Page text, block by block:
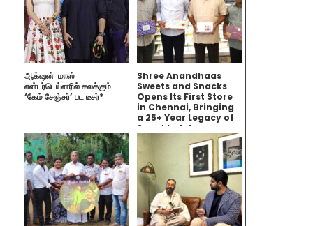
ஆக்‌ஷன் மாஸ்
என்டர்டெய்னரில் கலக்கும்
‘கேம் சேஞ்சர்’ பட டீசர்*
Shree Anandhaas
Sweets and Snacks
Opens Its First Store
in Chennai, Bringing
a 25+ Year Legacy of
Sweet Indulgence